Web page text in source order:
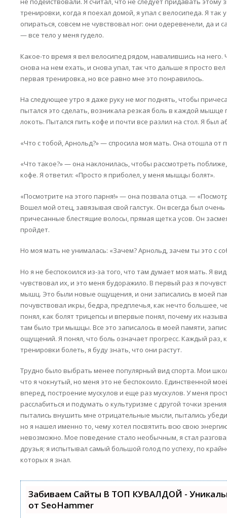
тренировки, когда я поехал домой, я упал с велосипеда. Я так
опираться, совсем не чувствовал ног: они одеревенели, да и
— все тело у меня гудело.
Какое-то время я вел велосипед рядом, навалившись на него.
снова на нем ехать, и снова упал, так что дальше я просто
первая тренировка, но все равно мне это понравилось.
На следующее утро я даже руку не мог поднять, чтобы
пытался это сделать, возникала резкая боль в каждой мышце
локоть. Пытался пить кофе и почти все разлил на стол. Я был
«Что с тобой, Арнольд?» — спросила моя мать. Она отошла от
«Что такое?» — она наклонилась, чтобы рассмотреть
кофе. Я ответил: «Просто я приболел, у меня мышцы болят».
«Посмотрите на этого парня!» — она позвала отца. —
Вошел мой отец, завязывая свой галстук. Он всегда был
причесанные блестящие волосы, прямая щетка усов. Он
пройдет.
Но моя мать не унималась: «Зачем? Арнольд, зачем ты это с
Но я не беспокоился из-за того, что там думает моя мать. Я
чувствовал их, и это меня будоражило. В первый раз я
мышц. Это были новые ощущения, и они записались в моей
почувствовал икры, бедра, предплечья, как нечто большее,
понял, как болят трицепсы и впервые понял, почему их
там было три мышцы. Все это записалось в моей памяти,
ощущений. Я понял, что боль означает прогресс. Каждый раз,
тренировки болеть, я буду знать, что они растут.
Трудно было выбрать менее популярный вид спорта. Мои
что я чокнутый, но меня это не беспокоило. Единственной
вперед, построение мускулов и еще раз мускулов. У меня
расслабиться и подумать о культуризме с другой точки
пытались внушить мне отрицательные мысли, пытались
но я нашел именно то, чему хотел посвятить всю свою
невозможно. Мое поведение стало необычным, я стал
друзья; я испытывал самый большой голод по успеху, по
которых я знал.
Забиваем Сайты В ТОП КУВАЛДОЙ -
от SeoHammer